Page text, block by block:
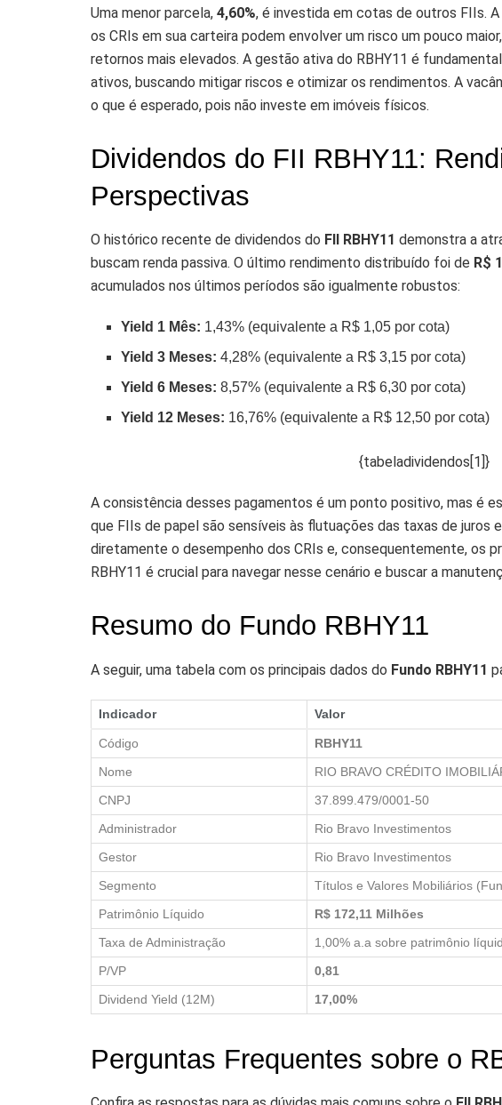
Uma menor parcela, 4,60%, é investida em cotas de outros FIIs. A
os CRIs em sua carteira podem envolver um risco um pouco
retornos mais elevados. A gestão ativa do RBHY11 é
ativos, buscando mitigar riscos e otimizar os rendimentos. A
o que é esperado, pois não investe em imóveis físicos.
Dividendos do FII RBHY11:
Perspectivas
O histórico recente de dividendos do FII RBHY11 demonstra a
buscam renda passiva. O último rendimento distribuído foi de R$
acumulados nos últimos períodos são igualmente robustos:
Yield 1 Mês: 1,43% (equivalente a R$ 1,05 por cota)
Yield 3 Meses: 4,28% (equivalente a R$ 3,15 por cota)
Yield 6 Meses: 8,57% (equivalente a R$ 6,30 por cota)
Yield 12 Meses: 16,76% (equivalente a R$ 12,50 por cota)
{tabeladividendos[1]}
A consistência desses pagamentos é um ponto positivo, mas é
que FIIs de papel são sensíveis às flutuações das taxas de juros
diretamente o desempenho dos CRIs e, consequentemente, os
RBHY11 é crucial para navegar nesse cenário e buscar a
Resumo do Fundo RBHY11
A seguir, uma tabela com os principais dados do Fundo RBHY11
Indicador Valor
Código RBHY11
Nome RIO BRAVO CRÉDITO
CNPJ 37.899.479/0001-50
Administrador Rio Bravo Investimentos
Gestor Rio Bravo Investimentos
Segmento Títulos e Valores Mobiliários
Patrimônio Líquido R$ 172,11 Milhões
Taxa de Administração 1,00% a.a sobre patrimônio
P/VP 0,81
Dividend Yield (12M) 17,00%
Perguntas Frequentes sobre o